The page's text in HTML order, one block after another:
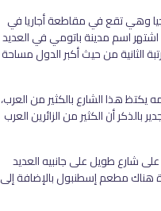
وهي تقع في مقاطعة أجاريا في
اشتهر اسم مدينة باتومي في العديد
الثانية من حيث أكبر الدول مساحة
هذا الشارع بالكثير من العرب،
أن الكثير من الزائرين العرب
شارع طويل على جانبيه العديد
هناك مطعم إسطنبول بالإضافة إلى